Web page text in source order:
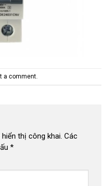
a comment.
thị công khai. Các
*